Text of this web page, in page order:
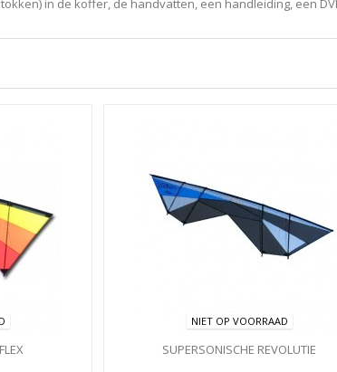
in de koffer, de handvatten, een handleiding, een
NIET OP VOORRAAD
SUPERSONISCHE REVOLUTIE